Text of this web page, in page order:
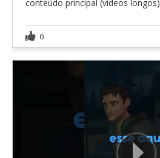
conteúdo principal (vídeos longos)
0